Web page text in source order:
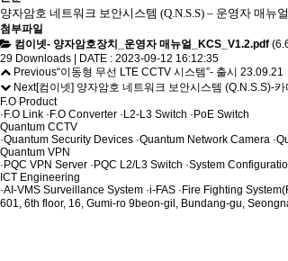
양자암호 네트워크 보안시스템 (Q.N.S.S) – 운영자 매뉴얼
첨부파일
컴이넷- 양자암호장치_운영자 매뉴얼_KCS_V1.2.pdf
29 Downloads | DATE : 2023-09-12 16:12:35
Previous“이동형 무선 LTE CCTV 시스템”- 출시 23.09.21
Next[컴이넷] 양자암호 네트워크 보안시스템 (Q.N.S.S)-카
F.O Product
· F.O Link · F.O Converter · L2-L3 Switch · PoE Switch
Quantum CCTV
·Quantum Security Devices ·Quantum Network Camera ·
Quantum VPN
· PQC VPN Server · PQC L2/L3 Switch ·System
ICT Engineering
·AI-VMS Surveillance System ·i-FAS · Fire Fighting
601, 6th floor, 16, Gumi-ro 9beon-gil, Bundang-gu,